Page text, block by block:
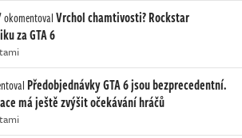
okomentovalVrchol chamtivosti? Rockstar
za GTA 6
Předobjednávky GTA 6 jsou bezprecedentní.
má ještě zvýšit očekávání hráčů